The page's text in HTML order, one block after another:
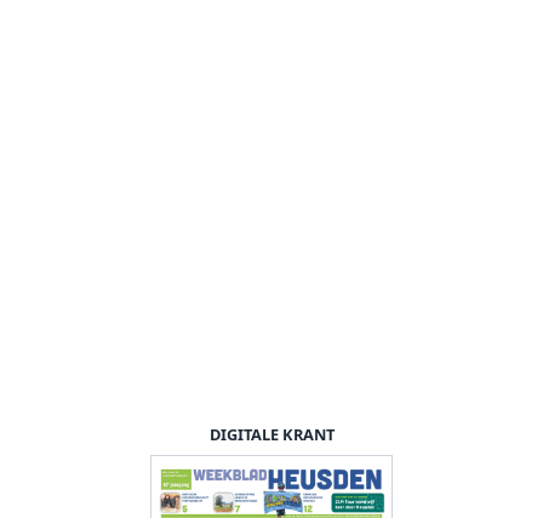
DIGITALE KRANT